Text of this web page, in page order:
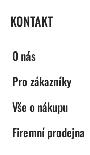
KONTAKT
O nás
Pro zákazníky
Vše o nákupu
Firemní prodejna